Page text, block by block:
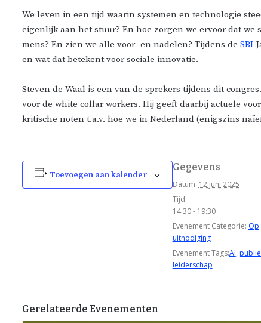
We leven in een tijd waarin systemen en technologie
eigenlijk aan het stuur? En hoe zorgen we ervoor dat we
mens? En zien we alle voor- en nadelen? Tijdens de SBI
en wat dat betekent voor sociale innovatie.
Steven de Waal is een van de sprekers tijdens dit
voor de white collar workers. Hij geeft daarbij actuele
kritische noten t.a.v. hoe we in Nederland (enigszins
Toevoegen aan kalender
Gegevens
Datum: 12 juni 2025
Tijd:
14:30 - 19:30
Evenement Categorie: Op
uitnodiging
Evenement Tags:AI,
leiderschap
Gerelateerde Evenementen